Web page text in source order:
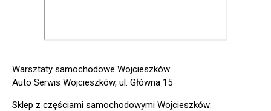
Warsztaty samochodowe Wojcieszków:
Auto Serwis Wojcieszków, ul. Główna 15
Sklep z częściami samochodowymi Wojcieszków: